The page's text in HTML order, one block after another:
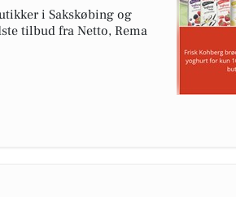
i Sakskøbing og
tilbud fra Netto, Rema